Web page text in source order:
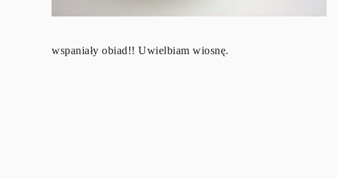
wspaniały obiad!! Uwielbiam wiosnę.